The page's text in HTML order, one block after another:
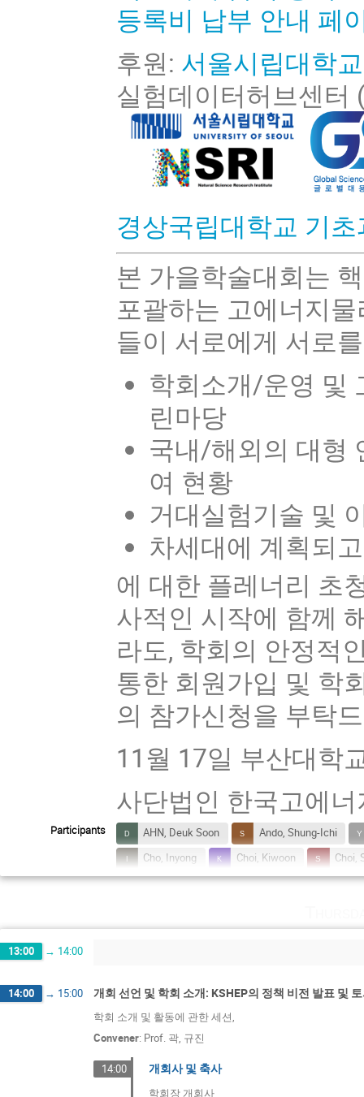
등록비 납부 안내 페
후원: 서울시립대학
실험데이터허브센터
경상국립대학교 기
본 가을학술대회는
포괄하는 고에너지
들이 서로에게 서로
학회소개/운영 및
린마당
국내/해외의 대형
여 현황
거대실험기술 및
차세대에 계획되
에 대한 플레너리 초
사적인 시작에 함께
라도, 학회의 안정적
통한 회원가입 및 학
의 참가신청을 부탁
11월 17일 부산대학
사단법인 한국고에
Participants AHN, Deuk Soon
Ando, Shung-Ichi
Cho, Inyong
Choi, Kiwoon
Choi,
Hyun, Chang Ho
Jang, Hanyi
Sytov, Alexei
Yoo, Hwidong
강 (Kang), 궁원 (Gungwon)
오, 영도
13:00 → 14:00
14:00 → 15:00 개회 선언 및 학회 소개: KSHEP의 정책 비전 발표 및
학회 소개 및 활동에 관한 세션,
Convener: Prof. 곽, 규진
14:00 개회사 및 축사
학회장 개회사